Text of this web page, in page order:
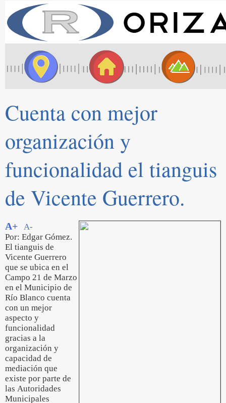
Cuenta con mejor
organización y
funcionalidad el tianguis
de Vicente Guerrero.
A+
A-
Por: Edgar Gómez.
El tianguis de
Vicente Guerrero
que se ubica en el
Campo 21 de Marzo
en el Municipio de
Río Blanco cuenta
con un mejor
aspecto y
funcionalidad
gracias a la
organización y
capacidad de
mediación que
existe por parte de
las Autoridades
Municipales